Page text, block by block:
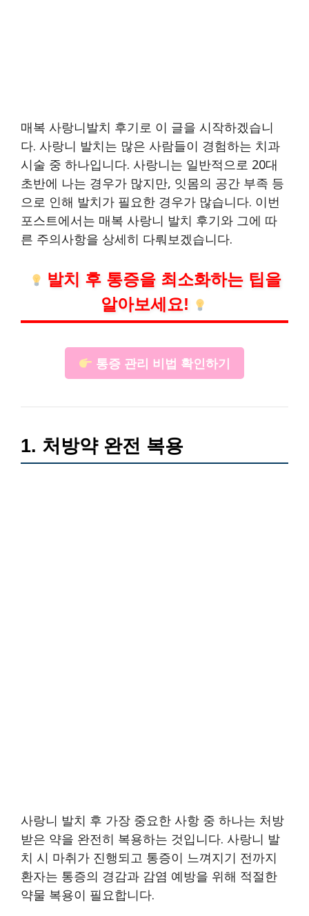
매복 사랑니발치 후기로 이 글을 시작하겠습니
다. 사랑니 발치는 많은 사람들이 경험하는 치과
시술 중 하나입니다. 사랑니는 일반적으로 20대
초반에 나는 경우가 많지만, 잇몸의 공간 부족 등
으로 인해 발치가 필요한 경우가 많습니다. 이번
포스트에서는 매복 사랑니 발치 후기와 그에 따
른 주의사항을 상세히 다뤄보겠습니다.
발치 후 통증을 최소화하는 팁을
알아보세요!
통증 관리 비법 확인하기
1. 처방약 완전 복용
사랑니 발치 후 가장 중요한 사항 중 하나는 처방
받은 약을 완전히 복용하는 것입니다. 사랑니 발
치 시 마취가 진행되고 통증이 느껴지기 전까지
환자는 통증의 경감과 감염 예방을 위해 적절한
약물 복용이 필요합니다.